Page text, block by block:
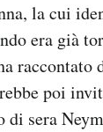
la cui
era già
raccontato
poi
sera